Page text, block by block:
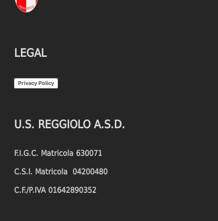
LEGAL
Privacy Policy
U.S. REGGIOLO A.S.D.
F.I.G.C. Matricola 630071
C.S.I. Matricola 04200480
C.F./P.IVA 01642890352